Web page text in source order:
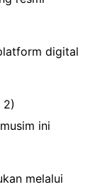
digital
2)
ini
melalui